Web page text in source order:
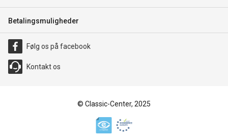
Betalingsmuligheder
Følg os på facebook
Kontakt os
© Classic-Center, 2025